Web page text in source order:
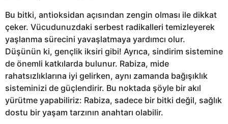
Bu bitki, antioksidan açısından zengin olması ile dikkat
çeker. Vücudunuzdaki serbest radikalleri temizleyerek
yaşlanma sürecini yavaşlatmaya yardımcı olur.
Düşünün ki, gençlik iksiri gibi! Ayrıca, sindirim sistemine
de önemli katkılarda bulunur. Rabiza, mide
rahatsızlıklarına iyi gelirken, aynı zamanda bağışıklık
sisteminizi de güçlendirir. Bu noktada şöyle bir akıl
yürütme yapabiliriz: Rabiza, sadece bir bitki değil, sağlık
dostu bir yaşam tarzının anahtarı olabilir.